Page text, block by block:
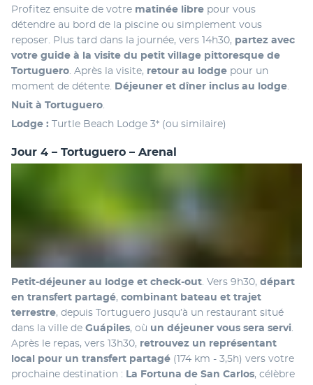
Profitez ensuite de votre matinée libre pour vous
détendre au bord de la piscine ou simplement vous
reposer. Plus tard dans la journée, vers 14h30, partez avec
votre guide à la visite du petit village pittoresque de
Tortuguero . Après la visite, retour au lodge pour un
moment de détente.
Déjeuner et dîner inclus au lodge
Nuit à Tortuguero
Lodge : Turtle Beach Lodge 3* (ou similaire)
Jour 4 – Tortuguero – Arenal
Petit-déjeuner au lodge et check-out. Vers 9h30, départ
en transfert partagé, combinant bateau et trajet
terrestre, depuis Tortuguero jusqu’à un restaurant situé
dans la ville de Guápiles, où un déjeuner vous sera servi.
Après le repas, vers 13h30, retrouvez un représentant
local pour un transfert partagé (174 km - 3,5h) vers votre
prochaine destination : La Fortuna de San Carlos, célèbre